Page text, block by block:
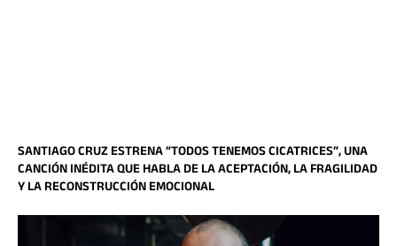
SANTIAGO CRUZ ESTRENA “TODOS TENEMOS CICATRICES”, UNA
CANCIÓN INÉDITA QUE HABLA DE LA ACEPTACIÓN, LA FRAGILIDAD
Y LA RECONSTRUCCIÓN EMOCIONAL